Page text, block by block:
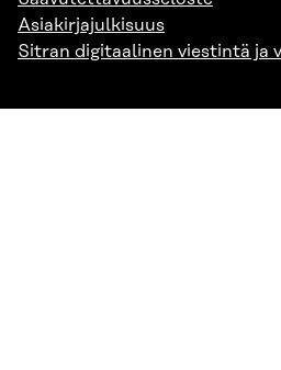
Asiakirjajulkisuus
Sitran digitaalinen viestintä ja